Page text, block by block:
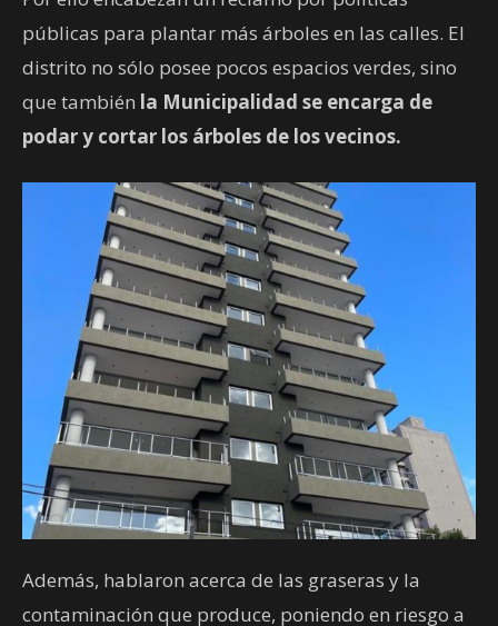
públicas para plantar más árboles en las calles. El
distrito no sólo posee pocos espacios verdes, sino
que también la Municipalidad se encarga de
podar y cortar los árboles de los vecinos.
Además, hablaron acerca de las graseras y la
contaminación que produce, poniendo en riesgo a